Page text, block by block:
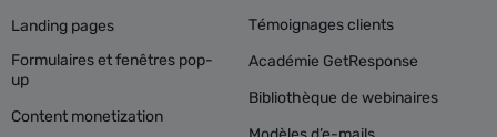
Landing pages
Formulaires et fenêtres pop-
up
Content monetization
Témoignages clients
Académie GetResponse
Bibliothèque de webinaires